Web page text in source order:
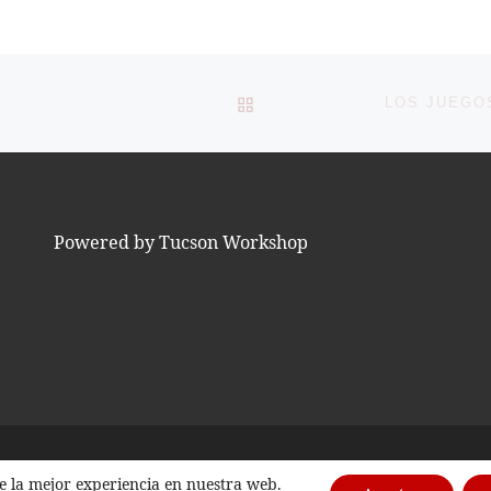
VOLVER A LA LISTA DE
Powered by Tucson Workshop
la mejor experiencia en nuestra web.